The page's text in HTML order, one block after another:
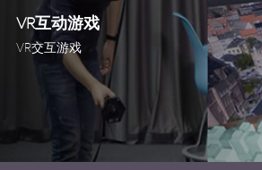
VR互动游戏
VR交互游戏